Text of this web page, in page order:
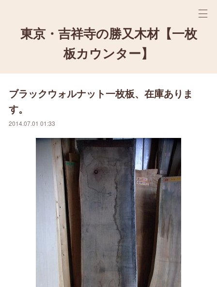
東京・吉祥寺の勝又木材【一枚
板カウンター】
ブラックウォルナット一枚板、在庫ありま
す。
2014.07.01 01:33